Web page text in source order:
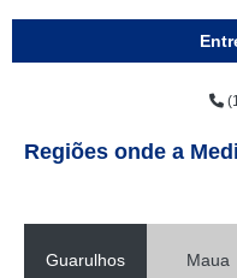
Regiões onde a
Guarulhos Maua